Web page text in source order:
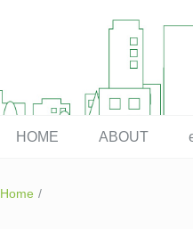
enebular 公式 技術
HOME ABOUT
Home /